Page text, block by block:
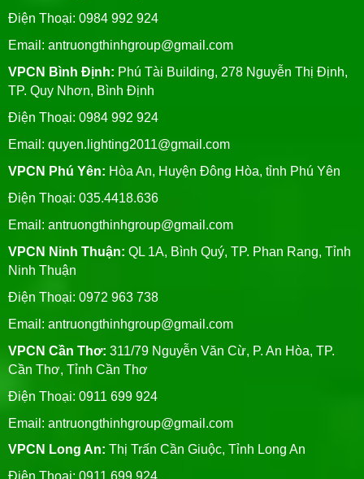
Điện Thoại: 0984 992 924
Email: antruongthinhgroup@gmail.com
VPCN Bình Định: Phú Tài Building, 278 Nguyễn Thị Định,
TP. Quy Nhơn, Bình Định
Điện Thoại: 0984 992 924
Email: quyen.lighting2011@gmail.com
VPCN Phú Yên: Hòa An, Huyện Đông Hòa, tỉnh Phú Yên
Điện Thoại: 035.4418.636
Email: antruongthinhgroup@gmail.com
VPCN Ninh Thuận: QL 1A, Bình Quý, TP. Phan Rang, Tỉnh
Ninh Thuận
Điện Thoại: 0972 963 738
Email: antruongthinhgroup@gmail.com
VPCN Cần Thơ: 311/79 Nguyễn Văn Cừ, P. An Hòa, TP.
Cần Thơ, Tỉnh Cần Thơ
Điện Thoại: 0911 699 924
Email: antruongthinhgroup@gmail.com
VPCN Long An: Thị Trấn Cần Giuộc, Tỉnh Long An